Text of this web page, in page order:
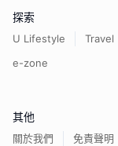
探索
U Lifestyle Travel
e-zone
其他
關於我們 免責聲明